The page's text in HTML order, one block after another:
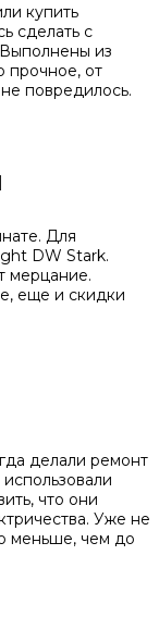
купить
сделать с
из
прочное, от
повредилось.
Для
DW Stark.
мерцание.
еще и скидки
делали ремонт
что они
Уже не
меньше, чем до